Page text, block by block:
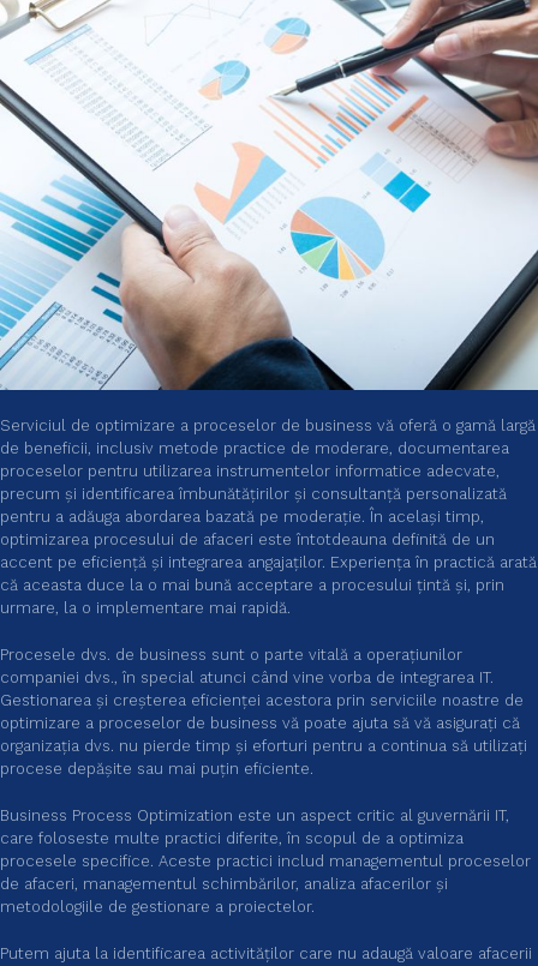
Serviciul de optimizare a proceselor de business vă oferă o gamă largă
de beneficii, inclusiv metode practice de moderare, documentarea
proceselor pentru utilizarea instrumentelor informatice adecvate,
precum și identificarea îmbunătățirilor și consultanță personalizată
pentru a adăuga abordarea bazată pe moderație. În același timp,
optimizarea procesului de afaceri este întotdeauna definită de un
accent pe eficiență și integrarea angajaților. Experiența în practică arată
că aceasta duce la o mai bună acceptare a procesului țintă și, prin
urmare, la o implementare mai rapidă.
Procesele dvs. de business sunt o parte vitală a operațiunilor
companiei dvs., în special atunci când vine vorba de integrarea IT.
Gestionarea și creșterea eficienței acestora prin serviciile noastre de
optimizare a proceselor de business vă poate ajuta să vă asigurați că
organizația dvs. nu pierde timp și eforturi pentru a continua să utilizați
procese depășite sau mai puțin eficiente.
Business Process Optimization este un aspect critic al guvernării IT,
care foloseste multe practici diferite, în scopul de a optimiza
procesele specifice. Aceste practici includ managementul proceselor
de afaceri, managementul schimbărilor, analiza afacerilor și
metodologiile de gestionare a proiectelor.
Putem ajuta la identificarea activităților care nu adaugă valoare afacerii